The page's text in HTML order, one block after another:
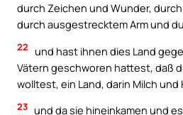
durch Zeichen und Wunder,
durch ausgestrecktem Arm und
22 und hast ihnen dies Land
Vätern geschworen hattest, daß
wolltest, ein Land, darin Milch und
23 und da sie hineinkamen und